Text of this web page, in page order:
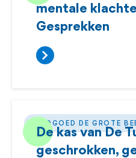
mentale
Gesprekken
LANDGOED DE GROTE
De kas van De
geschrokken,